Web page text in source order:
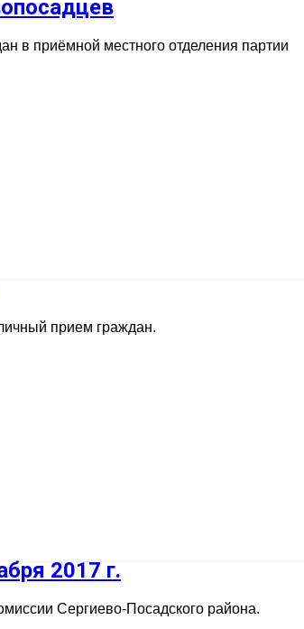
в приёмной местного отделения партии
прием граждан.
2017 г.
Сергиево-Посадского района.